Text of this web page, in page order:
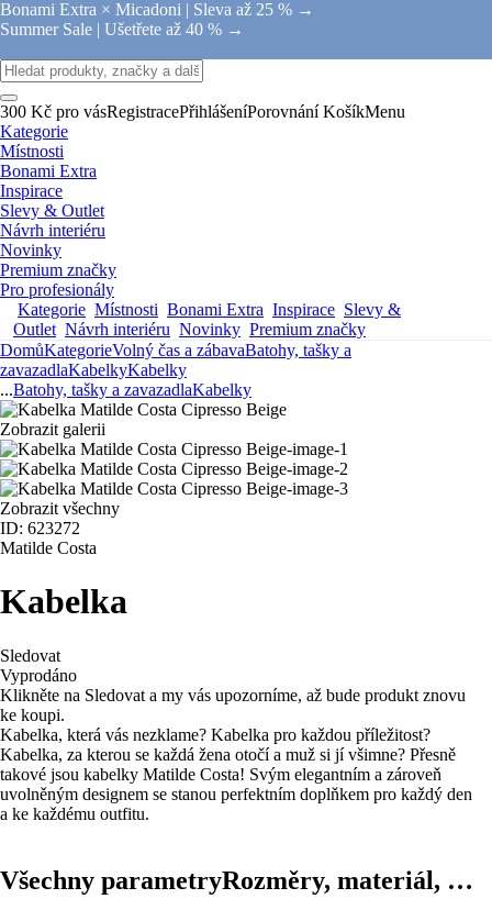
Bonami Extra × Micadoni | Sleva až 25 % →
Summer Sale | Ušetřete až 40 % →
300 Kč pro vásRegistracePřihlášeníPorovnání KošíkMenu
Kategorie
Místnosti
Bonami Extra
Inspirace
Slevy & Outlet
Návrh interiéru
Novinky
Premium značky
Pro profesionály
Kategorie Místnosti Bonami Extra Inspirace Slevy &
Outlet Návrh interiéru Novinky Premium značky
DomůKategorieVolný čas a zábavaBatohy, tašky a
zavazadlaKabelkyKabelky
...Batohy, tašky a zavazadlaKabelky
Zobrazit galerii
Zobrazit všechny
ID: 623272
Matilde Costa
Kabelka
Sledovat
Vyprodáno
Klikněte na Sledovat a my vás upozorníme, až bude produkt znovu
ke koupi.
Kabelka, která vás nezklame? Kabelka pro každou příležitost?
Kabelka, za kterou se každá žena otočí a muž si jí všimne? Přesně
takové jsou kabelky Matilde Costa! Svým elegantním a zároveň
uvolněným designem se stanou perfektním doplňkem pro každý den
a ke každému outfitu.
Všechny parametryRozměry, materiál, …